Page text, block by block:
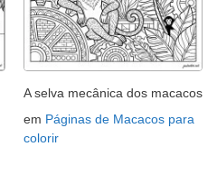
A selva mecânica dos macacos
em Páginas de Macacos para
colorir